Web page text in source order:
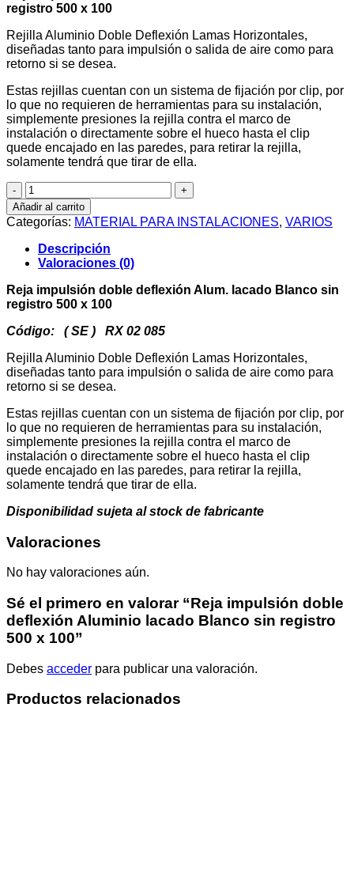
registro 500 x 100
Rejilla Aluminio Doble Deflexión Lamas Horizontales,
diseñadas tanto para impulsión o salida de aire como para
retorno si se desea.
Estas rejillas cuentan con un sistema de fijación por clip, por
lo que no requieren de herramientas para su instalación,
simplemente presiones la rejilla contra el marco de
instalación o directamente sobre el hueco hasta el clip
quede encajado en las paredes, para retirar la rejilla,
solamente tendrá que tirar de ella.
Reja
impulsión
doble
deflexión
Aluminio
lacado
Blanco
sin
registro
x
cantidad
Añadir al carrito
Categorías: MATERIAL PARA INSTALACIONES, VARIOS
Descripción
Valoraciones (0)
Reja impulsión doble deflexión Alum. lacado Blanco sin
registro 500 x 100
Código: ( SE ) RX 02 085
Rejilla Aluminio Doble Deflexión Lamas Horizontales,
diseñadas tanto para impulsión o salida de aire como para
retorno si se desea.
Estas rejillas cuentan con un sistema de fijación por clip, por
lo que no requieren de herramientas para su instalación,
simplemente presiones la rejilla contra el marco de
instalación o directamente sobre el hueco hasta el clip
quede encajado en las paredes, para retirar la rejilla,
solamente tendrá que tirar de ella.
Disponibilidad sujeta al stock de fabricante
Valoraciones
No hay valoraciones aún.
Sé el primero en valorar “Reja impulsión doble
deflexión Aluminio lacado Blanco sin registro
500 x 100”
Debes acceder para publicar una valoración.
Productos relacionados